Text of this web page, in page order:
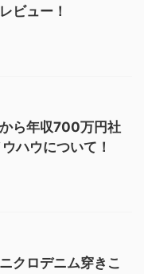
ビュー！
から年収700万円社
ハウについて！
クロデニム穿きこ